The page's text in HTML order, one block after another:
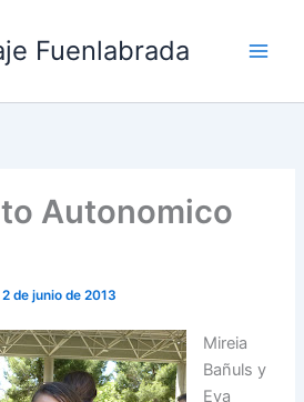
Fuenlabrada
Autonomico
2 de junio de 2013
Mireia
Bañuls y
Eva